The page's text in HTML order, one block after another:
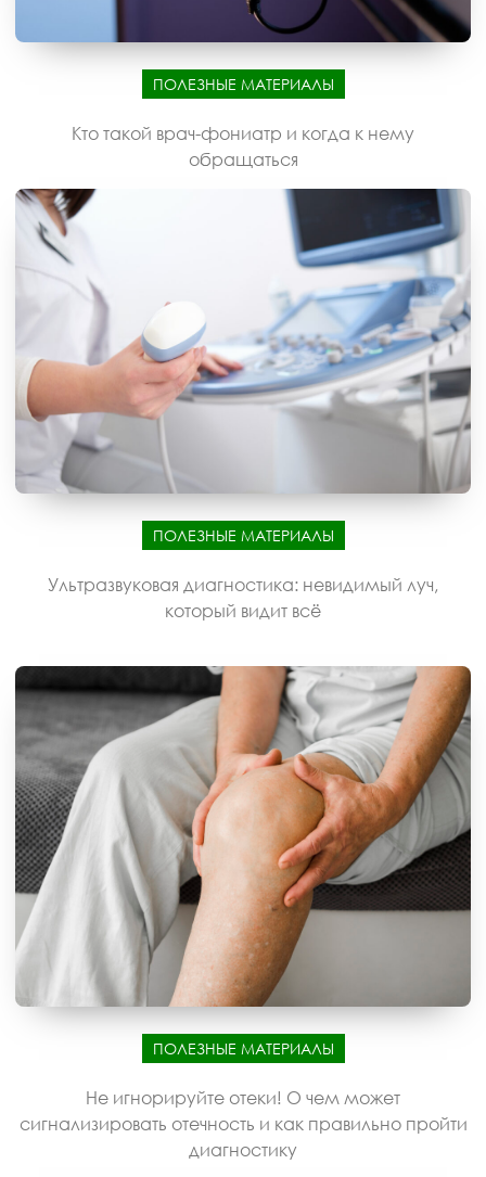
ПОЛЕЗНЫЕ МАТЕРИАЛЫ
Кто такой врач-фониатр и когда к нему
обращаться
ПОЛЕЗНЫЕ МАТЕРИАЛЫ
Ультразвуковая диагностика: невидимый луч,
который видит всё
ПОЛЕЗНЫЕ МАТЕРИАЛЫ
Не игнорируйте отеки! О чем может
сигнализировать отечность и как правильно пройти
диагностику